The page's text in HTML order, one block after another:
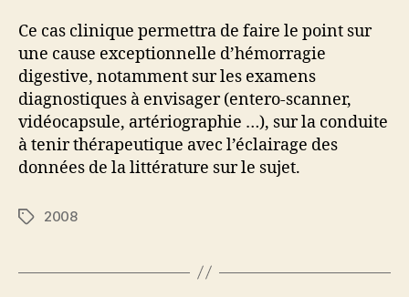
Ce cas clinique permettra de faire le point sur
une cause exceptionnelle d’hémorragie
digestive, notamment sur les examens
diagnostiques à envisager (entero-scanner,
vidéocapsule, artériographie …), sur la conduite
à tenir thérapeutique avec l’éclairage des
données de la littérature sur le sujet.
Étiquettes
2008